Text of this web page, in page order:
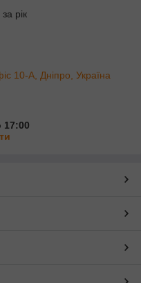
рік
10-А, Дніпро, Україна
17:00